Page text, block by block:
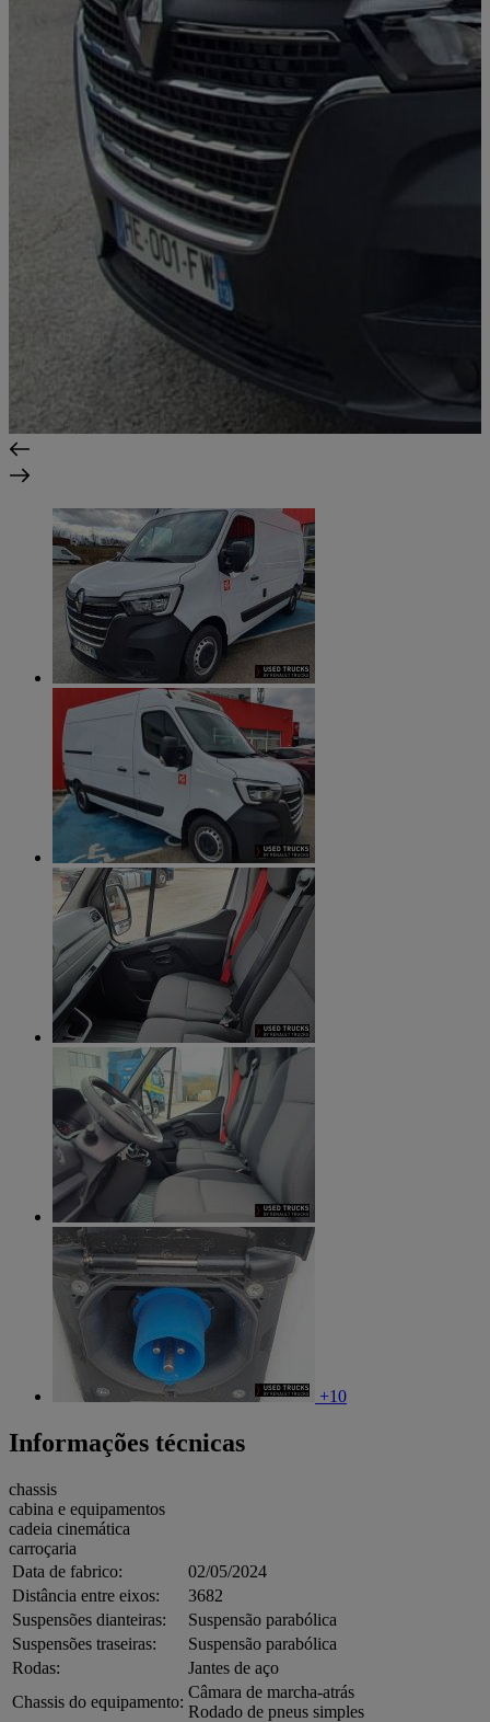
+10
Informações técnicas
chassis
cabina e equipamentos
cadeia cinemática
carroçaria
Data de fabrico:
02/05/2024
Distância entre eixos:
3682
Suspensões dianteiras:
Suspensão parabólica
Suspensões traseiras:
Suspensão parabólica
Rodas:
Jantes de aço
Chassis do equipamento:
Câmara de marcha-atrás
Rodado de pneus simples